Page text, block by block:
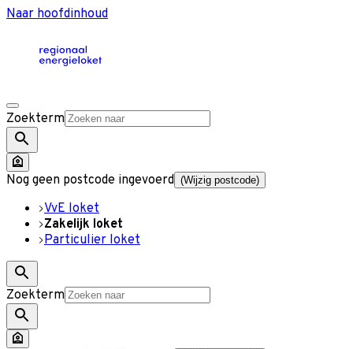
Naar hoofdinhoud
Zoekterm
Nog geen postcode ingevoerd (Wijzig postcode)
VvE loket
Zakelijk loket
Particulier loket
Zoekterm